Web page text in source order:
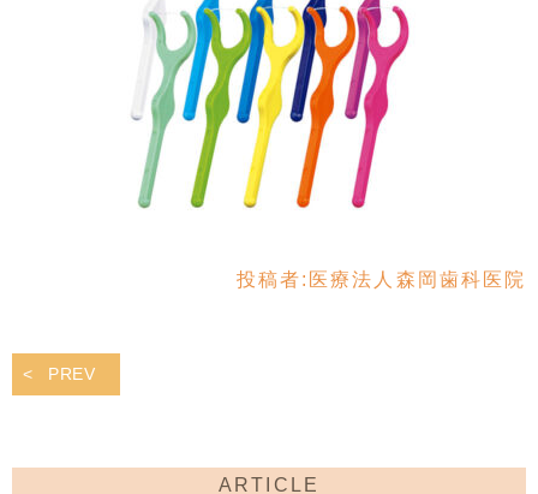
投稿者: 医療法人森岡歯科医院
PREV
ARTICLE